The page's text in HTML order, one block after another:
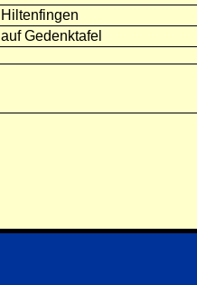
Hiltenfingen
auf Gedenktafel